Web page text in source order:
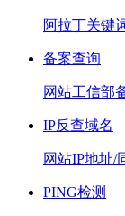
阿拉丁关键
备案查询
网站工信部
IP反查域名
网站IP地址/
PING检测